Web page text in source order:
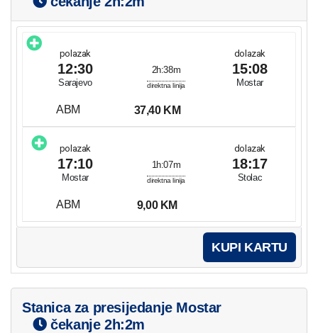
polazak
12:30
Sarajevo
2h:38m
direktna linija
dolazak
15:08
Mostar
ABM 37,40 KM
polazak
17:10
Mostar
1h:07m
direktna linija
dolazak
18:17
Stolac
ABM 9,00 KM
KUPI KARTU
Stanica za presijedanje Mostar
čekanje2h:2m